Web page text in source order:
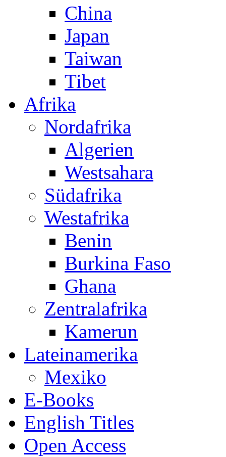
China
Japan
Taiwan
Tibet
Afrika
Nordafrika
Algerien
Westsahara
Südafrika
Westafrika
Benin
Burkina Faso
Ghana
Zentralafrika
Kamerun
Lateinamerika
Mexiko
E-Books
English Titles
Open Access